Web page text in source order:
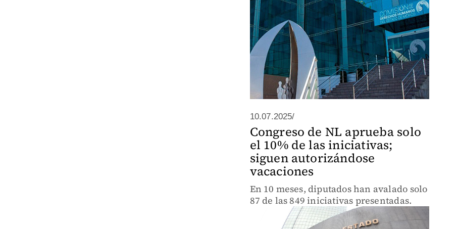
10.07.2025/
Congreso de NL aprueba solo
el 10% de las iniciativas;
siguen autorizándose
vacaciones
En 10 meses, diputados han avalado solo
87 de las 849 iniciativas presentadas.